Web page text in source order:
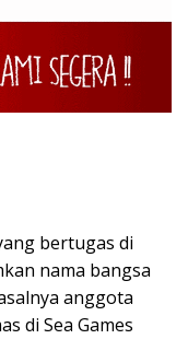
bertugas di
nama bangsa
anggota
di Sea Games